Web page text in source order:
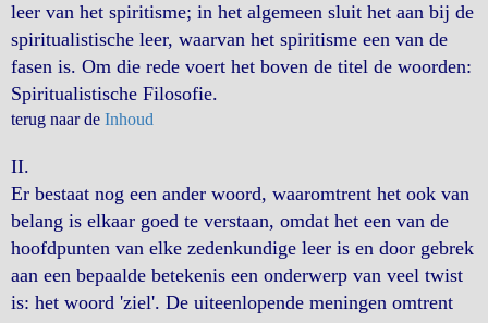
leer van het spiritisme; in het algemeen sluit het aan bij de
spiritualistische leer, waarvan het spiritisme een van de
fasen is. Om die rede voert het boven de titel de woorden:
Spiritualistische Filosofie.
terug naar de Inhoud
II.
Er bestaat nog een ander woord, waaromtrent het ook van
belang is elkaar goed te verstaan, omdat het een van de
hoofdpunten van elke zedenkundige leer is en door gebrek
aan een bepaalde betekenis een onderwerp van veel twist
is: het woord 'ziel'. De uiteenlopende meningen omtrent